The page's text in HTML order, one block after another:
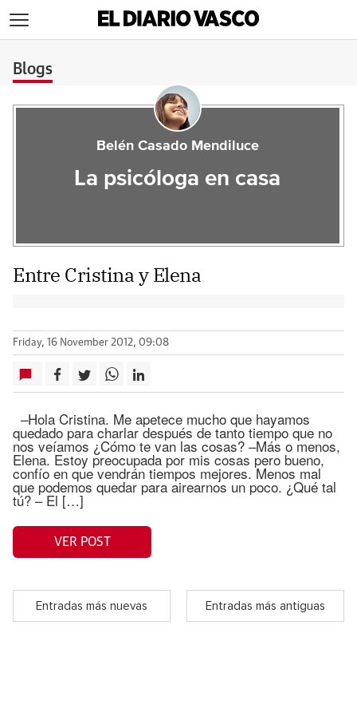
Blogs
Belén Casado Mendiluce
La psicóloga en casa
Entre Cristina y Elena
Friday, 16 November 2012, 09:08
–Hola Cristina. Me apetece mucho que hayamos
quedado para charlar después de tanto tiempo que no
nos veíamos ¿Cómo te van las cosas? –Más o menos,
Elena. Estoy preocupada por mis cosas pero bueno,
confío en que vendrán tiempos mejores. Menos mal
que podemos quedar para airearnos un poco. ¿Qué tal
tú? – El […]
VER POST
Entradas más nuevas Entradas más antiguas